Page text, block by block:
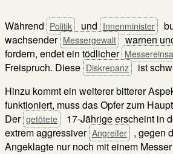
Während Politik und Innenminister
wachsender Messergewalt warnen
fordern, endet ein tödlicher
Freispruch. Diese Diskrepanz
ist
Hinzu kommt ein weiterer bitterer
funktioniert, muss das Opfer zum
Der getötete
17-Jährige erscheint in
extrem aggressiver Angreifer , gegen
Angeklagte nur noch mit einem